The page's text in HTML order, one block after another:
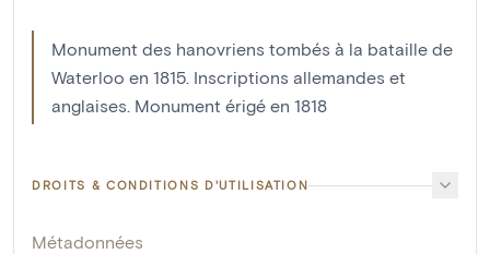
Monument des hanovriens tombés à la bataille de
Waterloo en 1815. Inscriptions allemandes et
anglaises. Monument érigé en 1818
DROITS & CONDITIONS D'UTILISATION
Métadonnées